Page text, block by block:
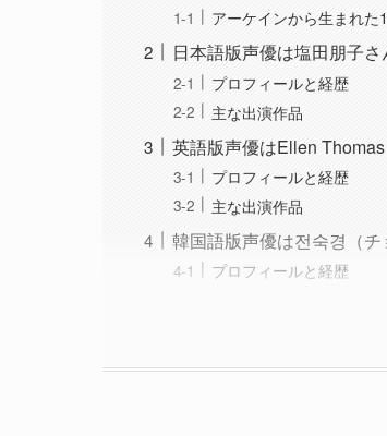
アーケインから生まれた
日本語版声優は塩田朋子さ
プロフィールと経歴
主な出演作品
英語版声優はEllen Thomas
プロフィールと経歴
主な出演作品
韓国語版声優は전숙경（チ
プロフィールと経歴